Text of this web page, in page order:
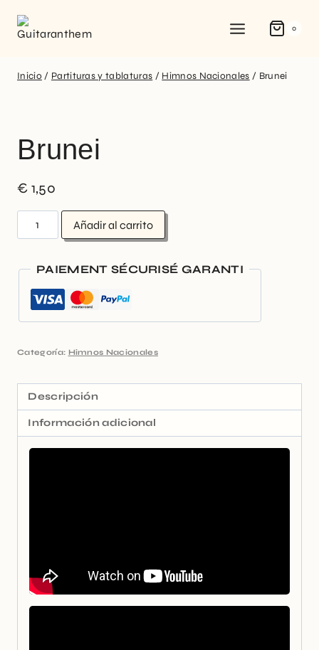
0
Inicio / Partituras y tablaturas / Himnos Nacionales / Brunei
Brunei
€ 1,50
Añadir al carrito
PAIEMENT SÉCURISÉ GARANTI
Categoría: Himnos Nacionales
Descripción
Información adicional